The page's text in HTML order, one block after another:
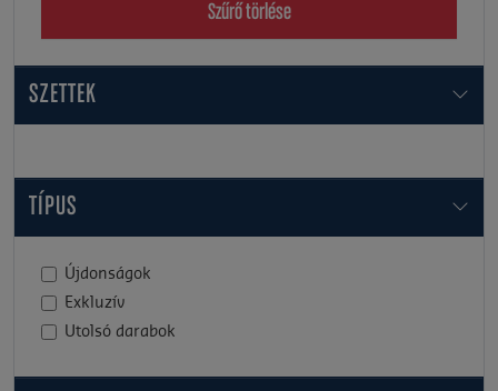
Szűrő törlése
SZETTEK
TÍPUS
Újdonságok
Exkluzív
Utolsó darabok